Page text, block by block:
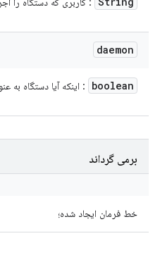
daemon
boolean : اینکه آیا دستگاه به
برمی گرداند
خط فرمان ایجاد شده؛